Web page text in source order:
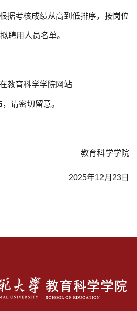
据考核成绩从高到低排序，按岗位
聘用人员名单。
教育科学学院网站
请密切留意。
教育科学学院
2025年12月23日